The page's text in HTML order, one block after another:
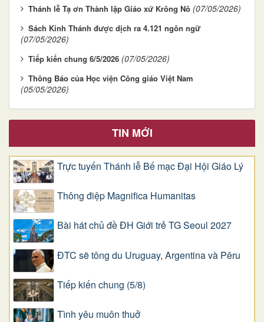
Thánh lễ Tạ ơn Thành lập Giáo xứ Krông Nô (07/05/2026)
Sách Kinh Thánh được dịch ra 4.121 ngôn ngữ
(07/05/2026)
Tiếp kiến chung 6/5/2026 (07/05/2026)
Thông Báo của Học viện Công giáo Việt Nam
(05/05/2026)
TIN MỚI
Trực tuyến Thánh lễ Bế mạc Đại Hội Giáo Lý
Thông điệp Magnifica Humanitas
Bài hát chủ đề ĐH Giới trẻ TG Seoul 2027
ĐTC sẽ tông du Uruguay, Argentina và Pêru
Tiếp kiến chung (5/8)
Tình yêu muôn thuở